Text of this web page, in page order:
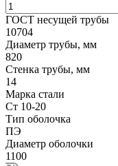
ГОСТ несущей трубы
10704
Диаметр трубы, мм
820
Стенка трубы, мм
14
Марка стали
Ст 10-20
Тип оболочка
ПЭ
Диаметр оболочки
1100